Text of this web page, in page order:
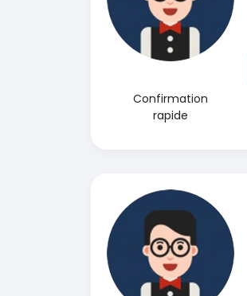
Confirmation
rapide